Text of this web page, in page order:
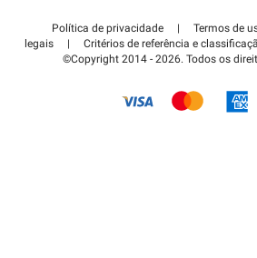
Centro de apoio
Como é que funciona?
Pagar o estacionamento FLOW
Política de privacidade |
Termos de
legais
| Critérios de referência e
©Copyright 2014 - 2026. Todos os